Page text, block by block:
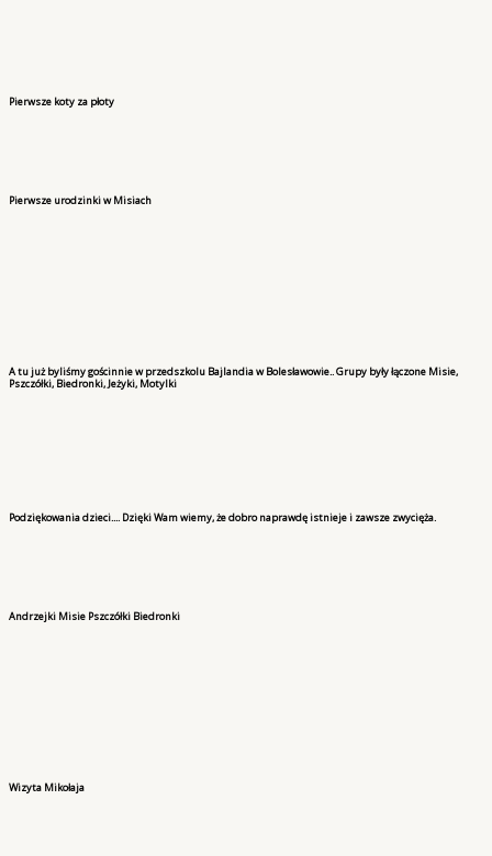
Pierwsze koty za płoty
Pierwsze urodzinki w Misiach
A tu już byliśmy gościnnie w przedszkolu Bajlandia w Bolesławowie.. Grupy były łączone Misie,
Pszczółki, Biedronki, Jeżyki, Motylki
Podziękowania dzieci.... Dzięki Wam wiemy, że dobro naprawdę istnieje i zawsze zwycięża.
Andrzejki Misie Pszczółki Biedronki
Wizyta Mikołaja